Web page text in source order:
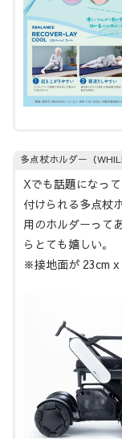
多点杖ホルダー（
Xでも話題になっ
付けられる多点杖
用のホルダーって
らとても嬉しい。
※接地面が 23cm